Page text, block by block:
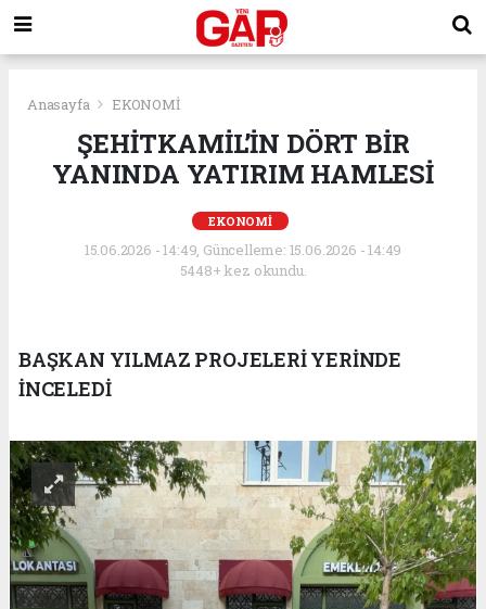
Anasayfa EKONOMİ
ŞEHİTKAMİL’İN DÖRT BİR
YANINDA YATIRIM HAMLESİ
EKONOMİ
15.06.2026 - 14:49, Güncelleme: 15.06.2026 - 14:49
5448+ kez okundu.
BAŞKAN YILMAZ PROJELERİ YERİNDE
İNCELEDİ